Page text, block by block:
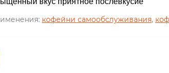
кофейни самообслуживания,